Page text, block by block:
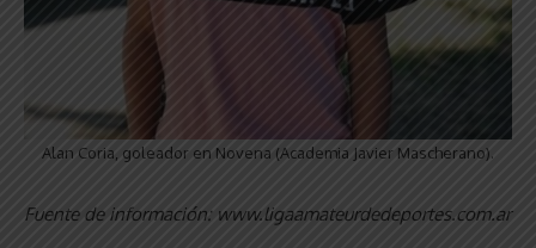
Alan Coria, goleador en Novena (Academia Javier Mascherano).
Fuente de información: www.ligaamateurdedeportes.com.ar